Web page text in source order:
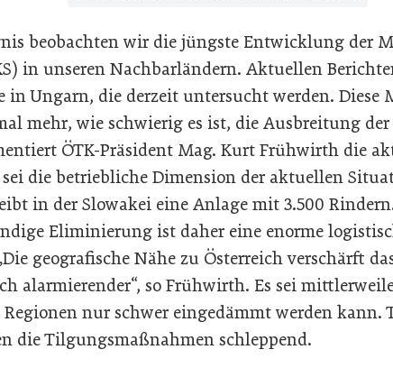
beobachten wir die jüngste Entwicklung der
in unseren Nachbarländern. Aktuellen
in Ungarn, die derzeit untersucht werden. Diese
mehr, wie schwierig es ist, die Ausbreitung
ÖTK-Präsident Mag. Kurt Frühwirth die
sei die betriebliche Dimension der aktuellen
in der Slowakei eine Anlage mit 3.500
Eliminierung ist daher eine enorme
geografische Nähe zu Österreich verschärft
alarmierender“, so Frühwirth. Es sei
nur schwer eingedämmt werden kann.
die Tilgungsmaßnahmen schleppend.